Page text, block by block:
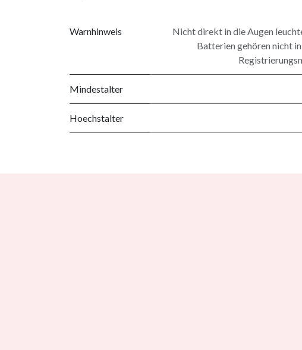
Warnhinweis
Nicht direkt in die Augen
Batterien gehören nicht
Mindestalter
Hoechstalter